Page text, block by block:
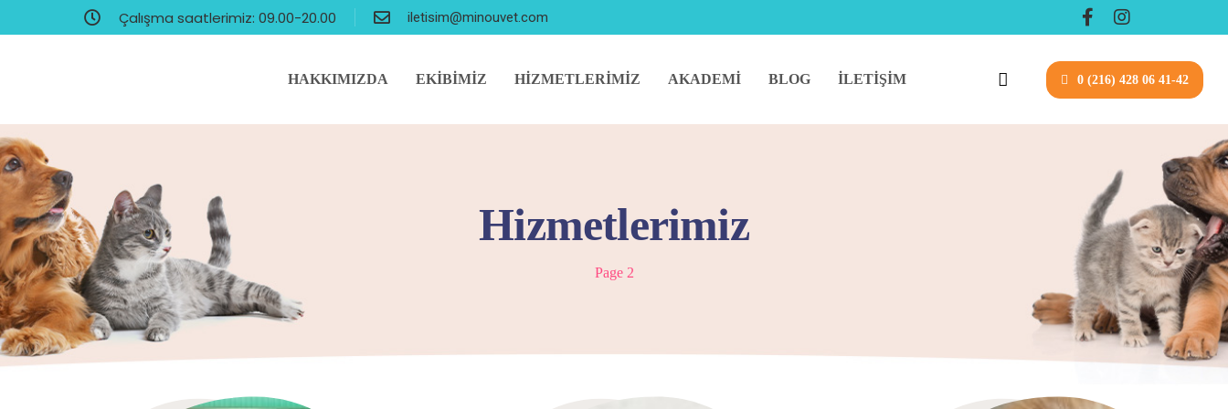
Çalışma saatlerimiz: 09.00-20.00 iletisim@minouvet.com
HAKKIMIZDA EKIBIMIZ HIZMETLERIMIZ AKADEMI BLOG İLETIŞIM 0 (216) 428 06 41-42
Hizmetlerimiz
Page 2